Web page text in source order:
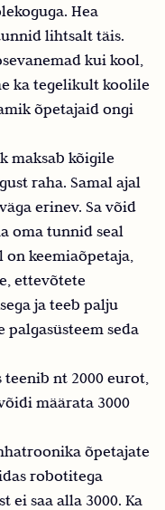
Hea
lihtsalt täis.
kui kool,
ka tegelikult koolile
õpetajaid ongi
maksab kõigile
raha. Samal ajal
erinev. Sa võid
oma tunnid seal
keemiaõpetaja,
ettevõtete
ja teeb palju
seda
teenib nt 2000 eurot,
määrata 3000
õpetajate
robotitega
ei saa alla 3000. Ka